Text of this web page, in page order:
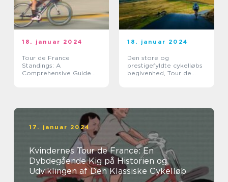
18. januar 2024
Tour de France
Standings: A
Comprehensive Guide
18. januar 2024
Den store og
prestigefyldte cykelløbs
begivenhed, Tour de
verden...
17. januar 2024
Kvindernes Tour de France: En
Dybdegående Kig på Historien og
Udviklingen af Den Klassiske Cykelløb